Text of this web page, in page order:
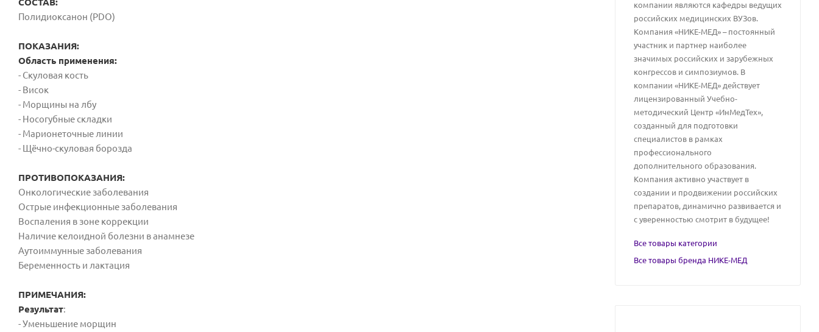
СОСТАВ:
Полидиоксанон (PDO)
ПОКАЗАНИЯ:
Область применения:
- Скуловая кость
- Висок
- Морщины на лбу
- Носогубныескладки
- Марионеточные линии
- Щёчно-скуловая борозда
ПРОТИВОПОКАЗАНИЯ:
Онкологические заболевания
Острые инфекционные заболевания
Воспаления в зоне коррекции
Наличие келоидной болезни в анамнезе
Аутоиммунные заболевания
Беременность и лактация
ПРИМЕЧАНИЯ:
Результат:
- Уменьшение морщин
компании являются кафедры ведущих
российских медицинских ВУЗов.
Компания «НИКЕ-МЕД» – постоянный
участник и партнер наиболее
значимых российских и зарубежных
конгрессов и симпозиумов. В
компании «НИКЕ-МЕД» действует
лицензированный Учебно-
методический Центр «ИнМедТех»,
созданный для подготовки
специалистов в рамках
профессионального
дополнительного образования.
Компания активно участвует в
создании и продвижении российских
препаратов, динамично развивается и
с уверенностью смотрит в будущее!
Все товары категории
Все товары бренда НИКЕ-МЕД